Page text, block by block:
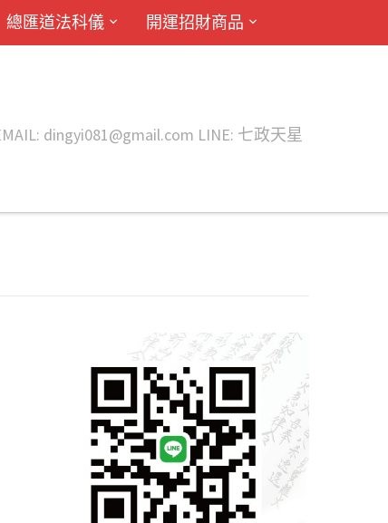
總匯道法科儀 開運招財商品
dingyi081@gmail.com LINE: 七政天星